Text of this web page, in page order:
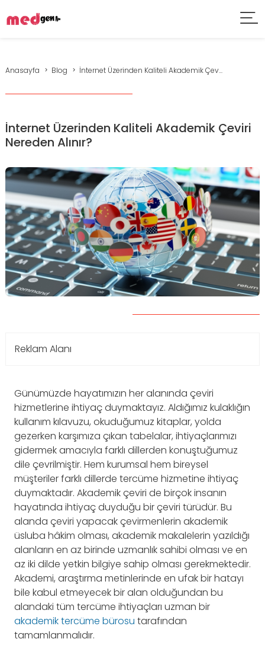
Anasayfa Blog İnternet Üzerinden Kaliteli Akademik Çev...
İnternet Üzerinden Kaliteli Akademik Çeviri
Nereden Alınır?
Reklam Alanı
Günümüzde hayatımızın her alanında çeviri
hizmetlerine ihtiyaç duymaktayız. Aldığımız kulaklığın
kullanım kılavuzu, okuduğumuz kitaplar, yolda
gezerken karşımıza çıkan tabelalar, ihtiyaçlarımızı
gidermek amacıyla farklı dillerden konuştuğumuz
dile çevrilmiştir. Hem kurumsal hem bireysel
müşteriler farklı dillerde tercüme hizmetine ihtiyaç
duymaktadır. Akademik çeviri de birçok insanın
hayatında ihtiyaç duyduğu bir çeviri türüdür. Bu
alanda çeviri yapacak çevirmenlerin akademik
üsluba hâkim olması, akademik makalelerin yazıldığı
alanların en az birinde uzmanlık sahibi olması ve en
az iki dilde yetkin bilgiye sahip olması gerekmektedir.
Akademi, araştırma metinlerinde en ufak bir hatayı
bile kabul etmeyecek bir alan olduğundan bu
alandaki tüm tercüme ihtiyaçları uzman bir
akademik tercüme bürosu tarafından
tamamlanmalıdır.